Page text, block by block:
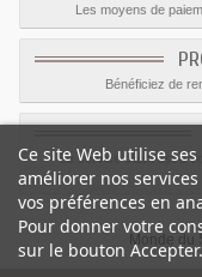
Les moyens de
Bénéficiez de
Le service client est a
Monde du
Ce site Web utilise
améliorer nos
vos préférences en
Pour donner votre
sur le bouton Accepter.